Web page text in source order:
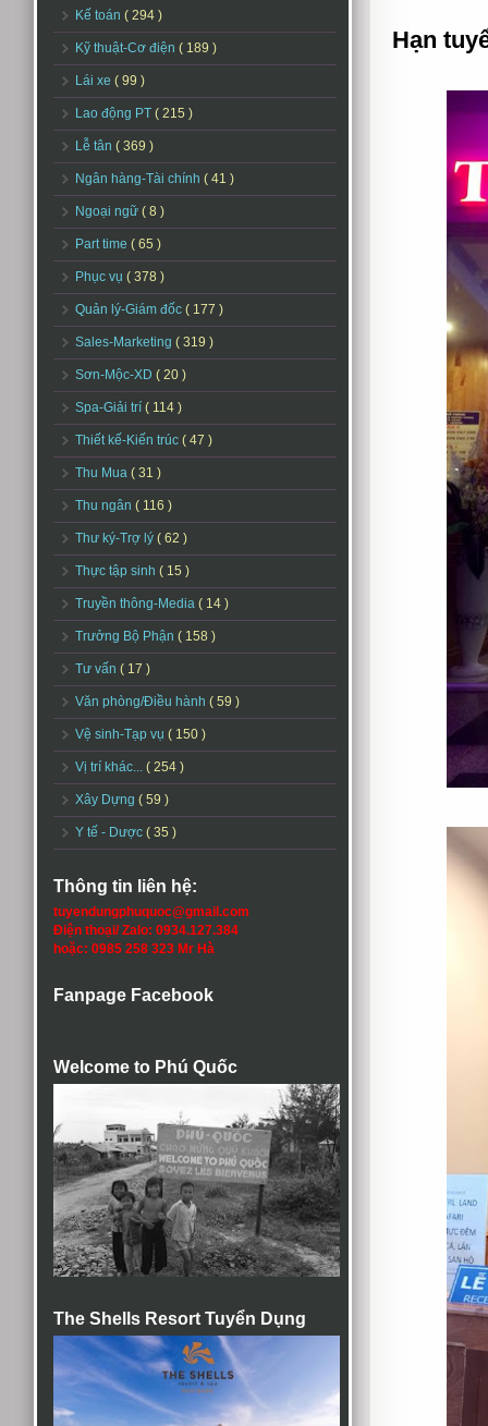
Kế toán ( 294 )
Kỹ thuật-Cơ điện ( 189 )
Lái xe ( 99 )
Lao động PT ( 215 )
Lễ tân ( 369 )
Ngân hàng-Tài chính ( 41 )
Ngoại ngữ ( 8 )
Part time ( 65 )
Phục vụ ( 378 )
Quản lý-Giám đốc ( 177 )
Sales-Marketing ( 319 )
Sơn-Mộc-XD ( 20 )
Spa-Giải trí ( 114 )
Thiết kế-Kiến trúc ( 47 )
Thu Mua ( 31 )
Thu ngân ( 116 )
Thư ký-Trợ lý ( 62 )
Thực tập sinh ( 15 )
Truyền thông-Media ( 14 )
Trưởng Bộ Phận ( 158 )
Tư vấn ( 17 )
Văn phòng/Điều hành ( 59 )
Vệ sinh-Tạp vụ ( 150 )
Vị trí khác... ( 254 )
Xây Dựng ( 59 )
Y tế - Dược ( 35 )
Thông tin liên hệ:
tuyendungphuquoc@gmail.com
Điện thoại/ Zalo: 0934.127.384
hoặc: 0985 258 323 Mr Hà
Fanpage Facebook
Welcome to Phú Quốc
The Shells Resort Tuyển Dụng
Hạn